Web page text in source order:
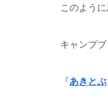
このよう
キャンプ
『あきとぶ